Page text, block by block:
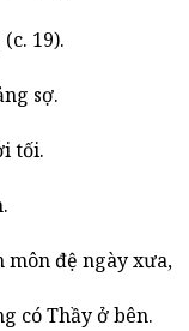
19).
sợ.
tối.
môn đệ ngày xưa,
có Thầy ở bên.